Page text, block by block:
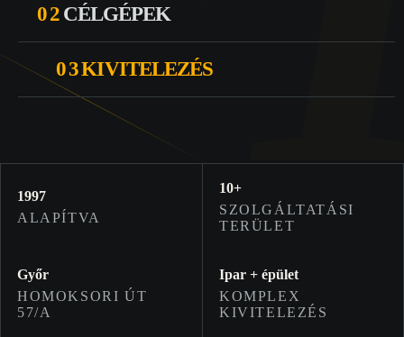
02 CÉLGÉPEK
03KIVITELEZÉS
1997
ALAPÍTVA
10+
SZOLGÁLTATÁSI
TERÜLET
Győr
HOMOKSORI ÚT
57/A
Ipar + épület
KOMPLEX
KIVITELEZÉS